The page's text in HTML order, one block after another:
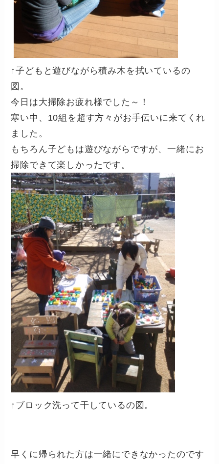
↑子どもと遊びながら積み木を拭いているの
図。
今日は大掃除お疲れ様でした～！
寒い中、10組を超す方々がお手伝いに来てくれ
ました。
もちろん子どもは遊びながらですが、一緒にお
掃除できて楽しかったです。
↑ブロック洗って干しているの図。
早くに帰られた方は一緒にできなかったのです